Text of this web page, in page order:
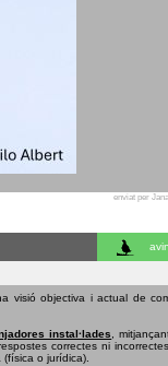
enviat per
visió objectiva i actual de
instal·lades,
correctes ni
o jurídica).